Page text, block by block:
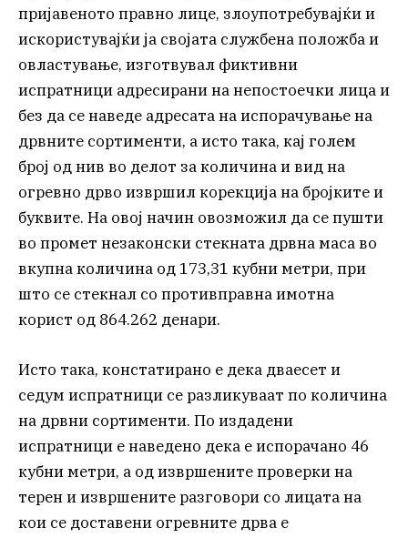
пријавеното правно лице, злоупотребувајќи и
искористувајќи ја својата службена положба и
овластување, изготвувал фиктивни
испратници адресирани на непостоечки лица и
без да се наведе адресата на испорачување на
дрвните сортименти, а исто така, кај голем
број од нив во делот за количина и вид на
огревно дрво извршил корекција на бројките и
буквите. На овој начин овозможил да се пушти
во промет незаконски стекната дрвна маса во
вкупна количина од 173,31 кубни метри, при
што се стекнал со противправна имотна
корист од 864.262 денари.
Исто така, констатирано е дека дваесет и
седум испратници се разликуваат по количина
на дрвни сортименти. По издадени
испратници е наведено дека е испорачано 46
кубни метри, а од извршените проверки на
терен и извршените разговори со лицата на
кои се доставени огревните дрва е